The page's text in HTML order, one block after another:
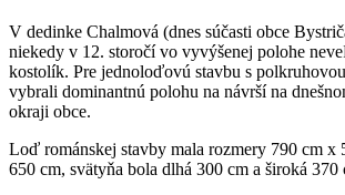
V dedinke Chalmová (dnes súčasti obce
niekedy v 12. storočí vo vyvýšenej polohe
kostolík. Pre jednoloďovú stavbu s
vybrali dominantnú polohu na návrší na
okraji obce.
Loď románskej stavby mala rozmery 790 cm x
650 cm, svätyňa bola dlhá 300 cm a široká 370